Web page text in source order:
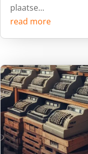
plaatse...
read more